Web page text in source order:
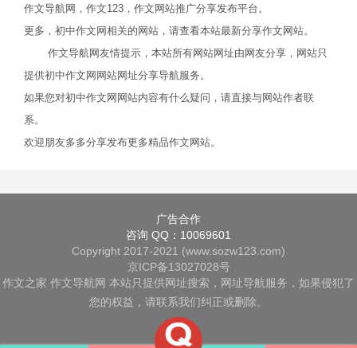
作文导航网，作文123，作文网站推广分享发布平台。
更多，初中作文网相关的网站，请查看本站最新分享作文网站。
作文导航网友情提示，本站所有网站网址由网友分享，网站只
提供初中作文网网站网址分享导航服务。
如果您对初中作文网网站内容有什么疑问，请直接与网站作者联
系。
欢迎朋友多多分享发布更多精品作文网站。
广告合作
咨询 QQ：10069601
Copyright 2017-2021 (www.sozw123.com)
京ICP备13027028号
作文之家 作文导航网 本站只提供网址搜索，网址导航服务，如果侵犯了
您的权益，请联系我们纠正或删除。